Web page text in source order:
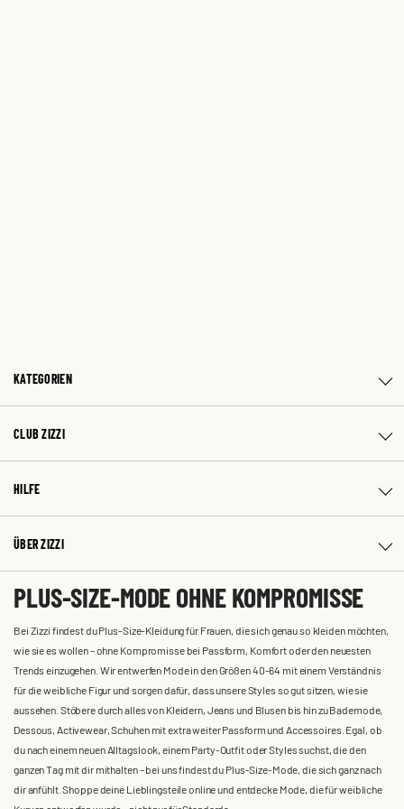
KATEGORIEN
CLUB ZIZZI
HILFE
ÜBER ZIZZI
PLUS-SIZE-MODE OHNE KOMPROMISSE
Bei Zizzi findest du Plus-Size-Kleidung für Frauen, die sich genau so kleiden möchten,
wie sie es wollen – ohne Kompromisse bei Passform, Komfort oder den neuesten
Trends einzugehen. Wir entwerfen Mode in den Größen 40-64 mit einem Verständnis
für die weibliche Figur und sorgen dafür, dass unsere Styles so gut sitzen, wie sie
aussehen. Stöbere durch alles von Kleidern, Jeans und Blusen bis hin zu Bademode,
Dessous, Activewear, Schuhen mit extra weiter Passform und Accessoires. Egal, ob
du nach einem neuen Alltagslook, einem Party-Outfit oder Styles suchst, die den
ganzen Tag mit dir mithalten – bei uns findest du Plus-Size-Mode, die sich ganz nach
dir anfühlt. Shoppe deine Lieblingsteile online und entdecke Mode, die für weibliche